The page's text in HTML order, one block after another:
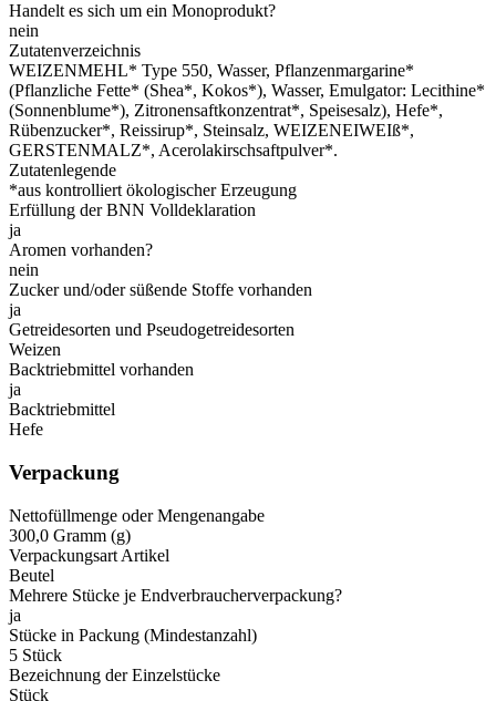
Handelt es sich um ein Monoprodukt?
nein
Zutatenverzeichnis
WEIZENMEHL* Type 550, Wasser, Pflanzenmargarine*
(Pflanzliche Fette* (Shea*, Kokos*), Wasser, Emulgator: Lecithine*
(Sonnenblume*), Zitronensaftkonzentrat*, Speisesalz), Hefe*,
Rübenzucker*, Reissirup*, Steinsalz, WEIZENEIWEIß*,
GERSTENMALZ*, Acerolakirschsaftpulver*.
Zutatenlegende
*aus kontrolliert ökologischer Erzeugung
Erfüllung der BNN Volldeklaration
ja
Aromen vorhanden?
nein
Zucker und/oder süßende Stoffe vorhanden
ja
Getreidesorten und Pseudogetreidesorten
Weizen
Backtriebmittel vorhanden
ja
Backtriebmittel
Hefe
Verpackung
Nettofüllmenge oder Mengenangabe
300,0 Gramm (g)
Verpackungsart Artikel
Beutel
Mehrere Stücke je Endverbraucherverpackung?
ja
Stücke in Packung (Mindestanzahl)
5 Stück
Bezeichnung der Einzelstücke
Stück